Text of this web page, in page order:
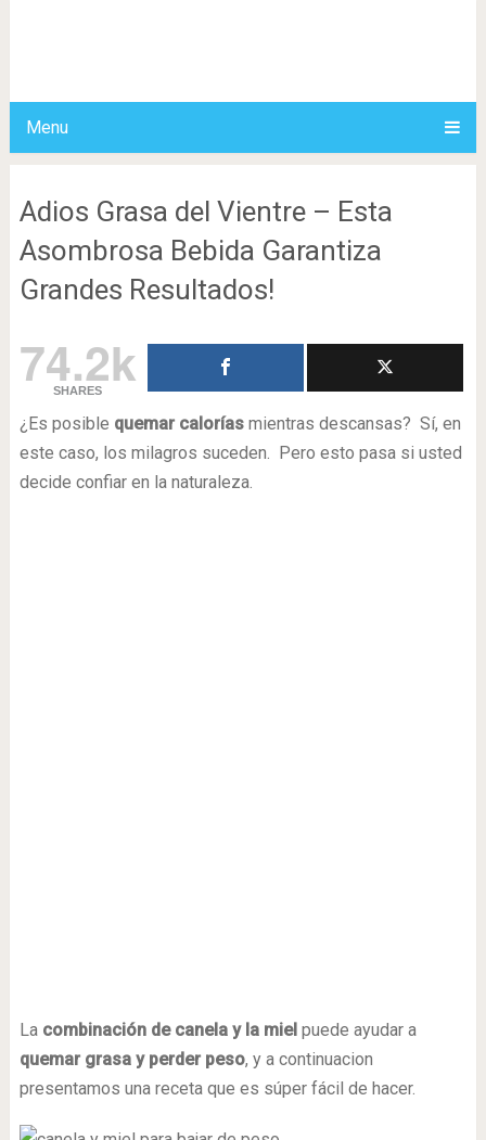
Menu
Adios Grasa del Vientre – Esta
Asombrosa Bebida Garantiza
Grandes Resultados!
74.2k
SHARES
¿Es posible quemar caloríasmientras descansas? Sí, en
este caso, los milagros suceden. Pero esto pasa si usted
decide confiar en la naturaleza.
La combinación de canela y la mielpuede ayudar a
quemar grasa y perder peso, y a continuacion
presentamos una receta que es súper fácil de hacer.